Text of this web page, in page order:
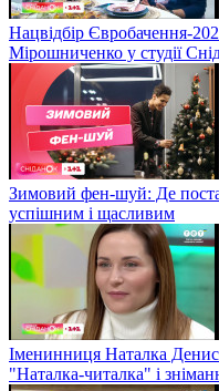
Нацвідбір Євробачення-
Мірошниченко у студії
Зимовий фен-шуй: Де
успішним і щасливим
Іменинниця Наталка
"Наталка-читалка" і